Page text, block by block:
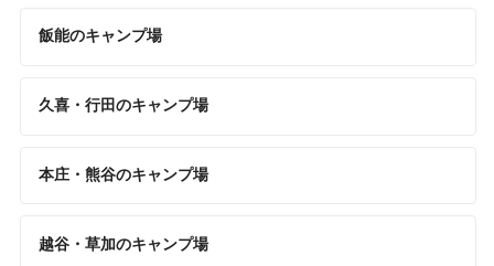
飯能のキャンプ場
久喜・行田のキャンプ場
本庄・熊谷のキャンプ場
越谷・草加のキャンプ場